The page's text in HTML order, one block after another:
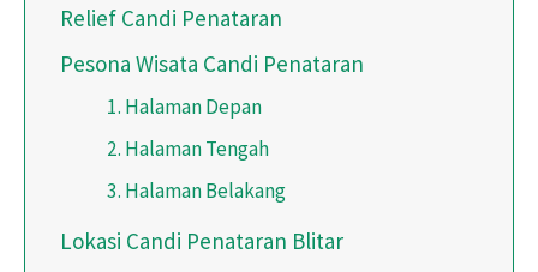
Relief Candi Penataran
Pesona Wisata Candi Penataran
1. Halaman Depan
2. Halaman Tengah
3. Halaman Belakang
Lokasi Candi Penataran Blitar